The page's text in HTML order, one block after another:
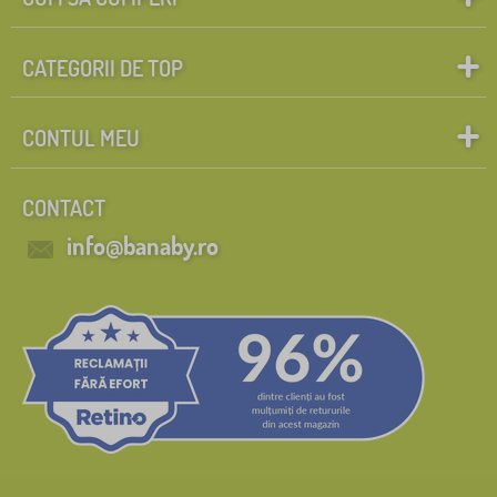
CATEGORII DE TOP
CONTUL MEU
CONTACT
info@banaby.ro